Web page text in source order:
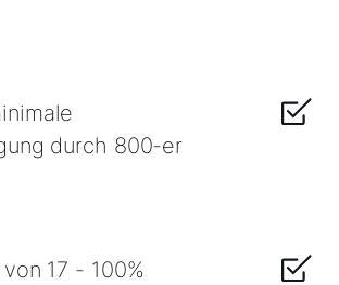
durch 800-er
17 - 100%